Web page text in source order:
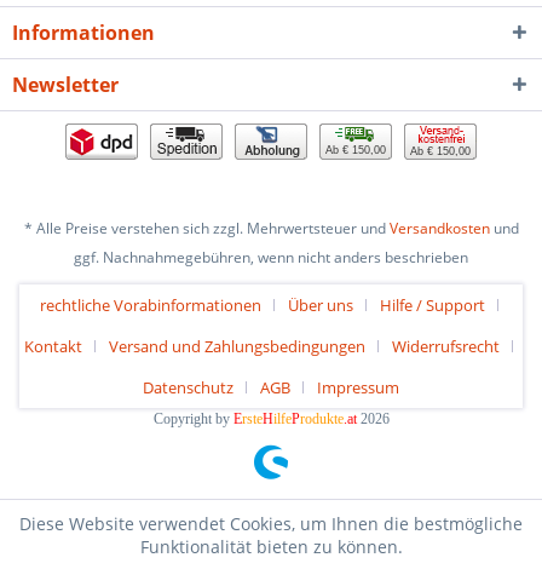
Informationen
Newsletter
Ab € 150,00 Ab € 150,00
* Alle Preise verstehen sich zzgl. Mehrwertsteuer undVersandkostenund
ggf. Nachnahmegebühren, wenn nicht anders beschrieben
rechtliche Vorabinformationen Über uns
Hilfe / Support
Kontakt
Versand und Zahlungsbedingungen
Widerrufsrecht
Datenschutz
AGB Impressum
Copyright by ErsteHilfeProdukte.at2026
Diese Website verwendet Cookies, um Ihnen die bestmögliche
Funktionalität bieten zu können.